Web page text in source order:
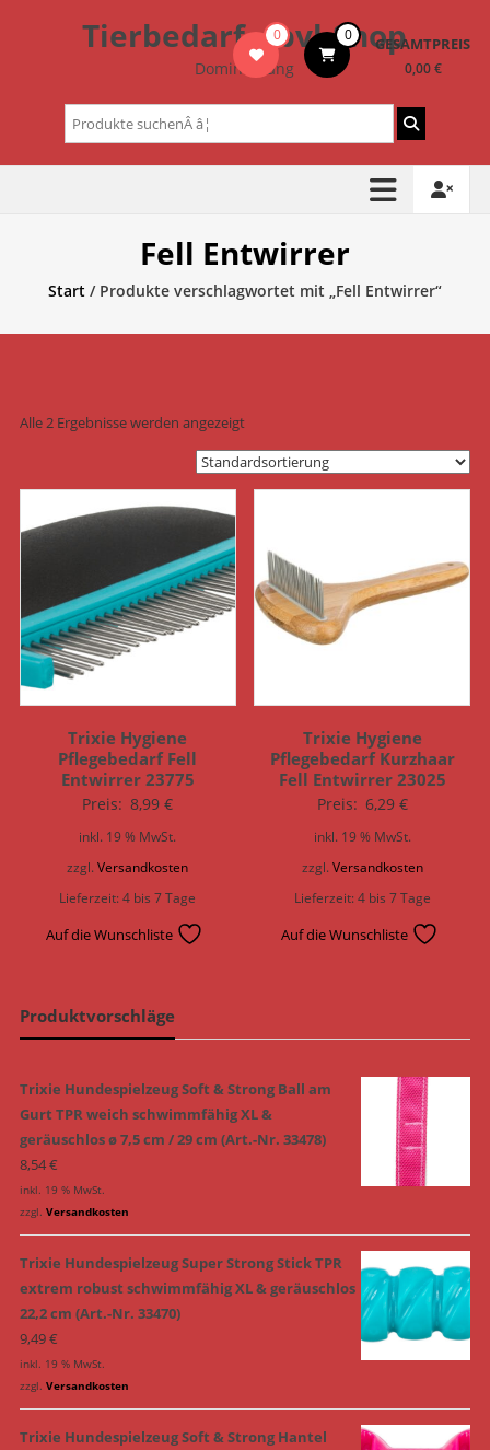
Tierbedarf – bvl-Shop
Dominik Lang
0 0 GESAMTPREIS
0,00 €
Suchen
nach:
Fell Entwirrer
Start/ Produkte verschlagwortet mit „Fell Entwirrer“
Alle 2 Ergebnisse werden angezeigt
Trixie Hygiene
Pflegebedarf Fell
Entwirrer 23775
Preis: 8,99€
inkl. 19 % MwSt.
zzgl.Versandkosten
Lieferzeit:4 bis 7 Tage
Auf die Wunschliste
Trixie Hygiene
Pflegebedarf Kurzhaar
Fell Entwirrer 23025
Preis: 6,29 €
inkl. 19 % MwSt.
zzgl. Versandkosten
Lieferzeit:4 bis 7 Tage
Auf die Wunschliste
Produktvorschläge
Trixie Hundespielzeug Soft & Strong Ball am
Gurt TPR weich schwimmfähig XL &
geräuschlos ø 7,5 cm / 29 cm (Art.-Nr. 33478)
8,54€
inkl. 19 % MwSt.
zzgl. Versandkosten
Trixie Hundespielzeug Super Strong Stick TPR
extrem robust schwimmfähig XL & geräuschlos
22,2 cm (Art.-Nr. 33470)
9,49€
inkl. 19 % MwSt.
zzgl. Versandkosten
Trixie Hundespielzeug Soft & Strong Hantel